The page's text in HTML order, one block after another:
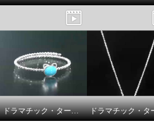
ドラマチック・ターコイズ シルバー アリゾナ産ターコイズ ブルーキャット フレキシブルバングル